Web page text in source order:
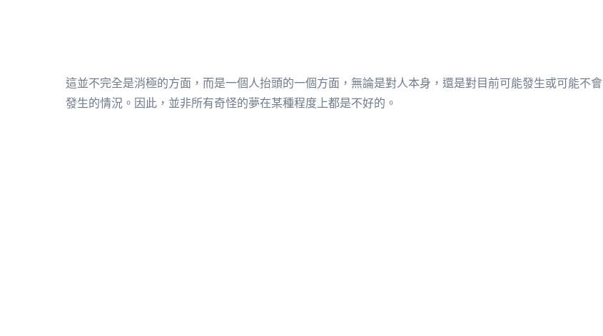
這並不完全是消極的方面，而是一個人抬頭的一個方面，無論是對人本身，還是對目前可能發生或可能不會
發生的情況。因此，並非所有奇怪的夢在某種程度上都是不好的。